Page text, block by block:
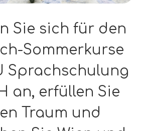
Sie sich für den
Sommerkurse
Sprachschulung
an, erfüllen Sie
Traum und